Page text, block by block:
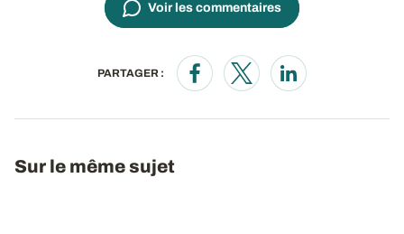
Voir les commentaires
PARTAGER :
Opens in a new window
Opens in a new window
Opens in a new
Sur le même sujet